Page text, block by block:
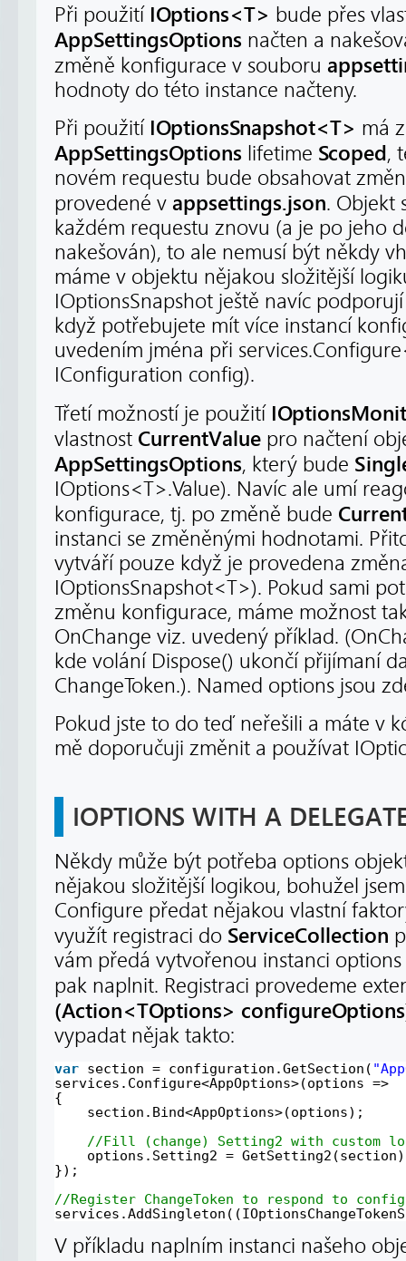
Při použití IOptions<T> bude přes
AppSettingsOptions načten a
změně konfigurace v souboru
hodnoty do této instance načteny.
Při použití IOptionsSnapshot<T> má
AppSettingsOptions lifetime Scoped,
novém requestu bude obsahovat
provedené v appsettings.json. Objekt
každém requestu znovu (a je po jeho
nakešován), to ale nemusí být někdy
máme v objektu nějakou složitější
IOptionsSnapshot ještě navíc
když potřebujete mít více instancí
uvedením jména při
IConfiguration config).
Třetí možností je použití
vlastnost CurrentValue pro načtení
AppSettingsOptions, který bude
IOptions<T>.Value). Navíc ale umí
konfigurace, tj. po změně bude
instanci se změněnými hodnotami.
vytváří pouze když je provedena
IOptionsSnapshot<T>). Pokud sami
změnu konfigurace, máme možnost
OnChange viz. uvedený příklad.
kde volání Dispose() ukončí přijímaní
ChangeToken.). Named options jsou
Pokud jste to do teď neřešili a máte v
mě doporučuji změnit a používat
IOPTIONS WITH A
Někdy může být potřeba options
nějakou složitější logikou, bohužel
Configure předat nějakou vlastní
využít registraci do ServiceCollection
vám předá vytvořenou instanci
pak naplnit. Registraci provedeme
(Action<TOptions>
vypadat nějak takto:
var section = configuration.GetSection(
services.Configure<AppOptions>(options =>
{
section.Bind<AppOptions>(options);
//Fill (change) Setting2 with custom
options.Setting2 =
});
//Register ChangeToken to respond to
V příkladu naplním instanci našeho